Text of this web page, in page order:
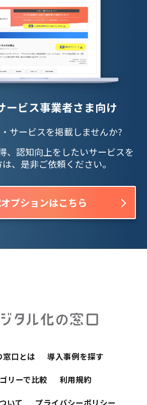
ービス事業者さま向け
サービスを掲載しませんか?
、認知向上をしたいサービスを
、是非ご依頼ください。
プションはこちら
窓口とは 導入事例を探す
リーで比較 利用規約
いて プライバシーポリシー